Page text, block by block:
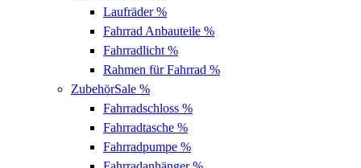
Laufräder%
Fahrrad Anbauteile %
Fahrradlicht %
Rahmen für Fahrrad %
ZubehörSale %
Fahrradschloss %
Fahrradtasche %
Fahrradpumpe %